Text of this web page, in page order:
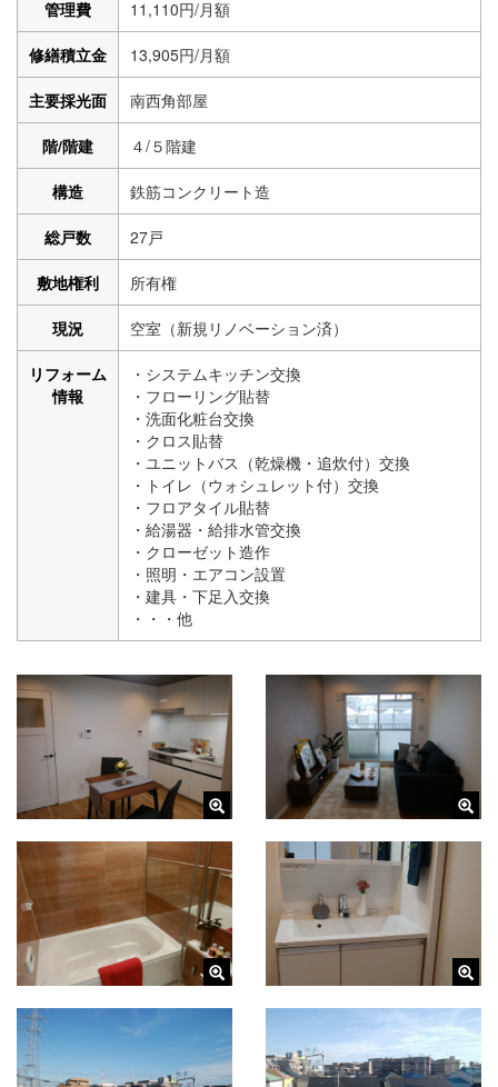
管理費 11,110円/月額
修繕積立金 13,905円/月額
主要採光面 南西角部屋
階/階建 ４/５階建
構造 鉄筋コンクリート造
総戸数 27戸
敷地権利 所有権
現況 空室（新規リノベーション済）
リフォーム
情報
・システムキッチン交換
・フローリング貼替
・洗面化粧台交換
・クロス貼替
・ユニットバス（乾燥機・追炊付）交換
・トイレ（ウォシュレット付）交換
・フロアタイル貼替
・給湯器・給排水管交換
・クローゼット造作
・照明・エアコン設置
・建具・下足入交換
・・・他